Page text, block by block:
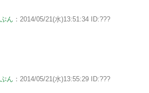
ん ：2014/05/21(水)13:51:34 ID:???
ん ：2014/05/21(水)13:55:29 ID:???